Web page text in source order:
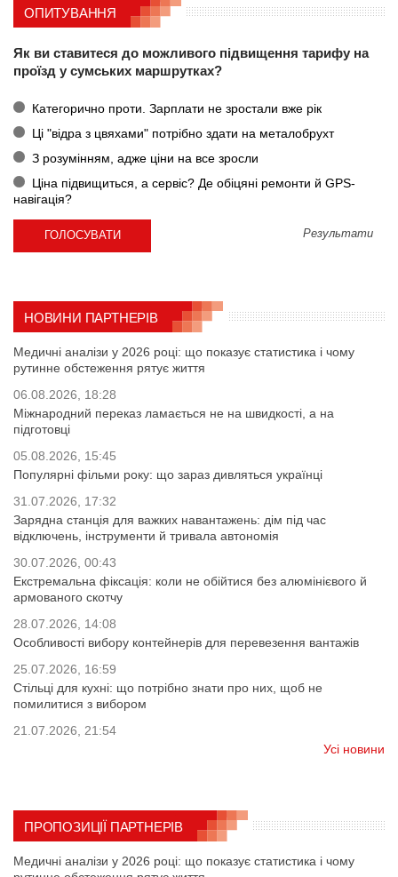
ОПИТУВАННЯ
Як ви ставитеся до можливого підвищення тарифу на
проїзд у сумських маршрутках?
Категорично проти. Зарплати не зростали вже рік
Ці "відра з цвяхами" потрібно здати на металобрухт
З розумінням, адже ціни на все зросли
Ціна підвищиться, а сервіс? Де обіцяні ремонти й GPS-
навігація?
Результати
НОВИНИ ПАРТНЕРІВ
Медичні аналізи у 2026 році: що показує статистика і чому
рутинне обстеження рятує життя
06.08.2026, 18:28
Міжнародний переказ ламається не на швидкості, а на
підготовці
05.08.2026, 15:45
Популярні фільми року: що зараз дивляться українці
31.07.2026, 17:32
Зарядна станція для важких навантажень: дім під час
відключень, інструменти й тривала автономія
30.07.2026, 00:43
Екстремальна фіксація: коли не обійтися без алюмінієвого й
армованого скотчу
28.07.2026, 14:08
Особливості вибору контейнерів для перевезення вантажів
25.07.2026, 16:59
Стільці для кухні: що потрібно знати про них, щоб не
помилитися з вибором
21.07.2026, 21:54
Усі новини
ПРОПОЗИЦІЇ ПАРТНЕРІВ
Медичні аналізи у 2026 році: що показує статистика і чому